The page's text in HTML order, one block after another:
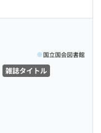
雑誌タイトル
国立国会図書館